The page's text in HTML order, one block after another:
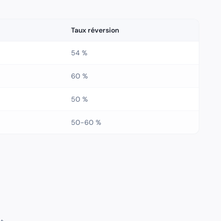
Taux réversion
54 %
60 %
50 %
50-60 %